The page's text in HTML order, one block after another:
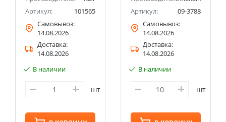
Артикул:
101565
Самовывоз:
14.08.2026
Доставка:
14.08.2026
В наличии
шт
Артикул:
09-3788
Самовывоз:
14.08.2026
Доставка:
14.08.2026
В наличии
шт